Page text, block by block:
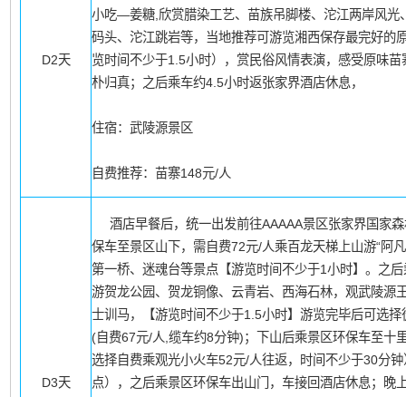
D2天
小吃—姜糖,欣赏腊染工艺、苗族吊脚楼、沱江两岸风光
码头、沱江跳岩等，当地推荐可游览湘西保存最完好的
览时间不少于1.5小时），赏民俗风情表演，感受原味
朴归真；之后乘车约4.5小时返张家界酒店休息，
住宿：武陵源景区
自费推荐：苗寨148元/人
D3天
酒店早餐后，统一出发前往AAAAA景区张家界国家
保车至景区山下，需自费72元/人乘百龙天梯上山游“
第一桥、迷魂台等景点【游览时间不少于1小时】。之
游贺龙公园、贺龙铜像、云青岩、西海石林，观武陵
士训马，【游览时间不少于1.5小时】游览完毕后可选
(自费67元/人,缆车约8分钟)；下山后乘景区环保车至十
选择自费乘观光小火车52元/人往返，时间不少于30分
点），之后乘景区环保车出山门，车接回酒店休息；晚